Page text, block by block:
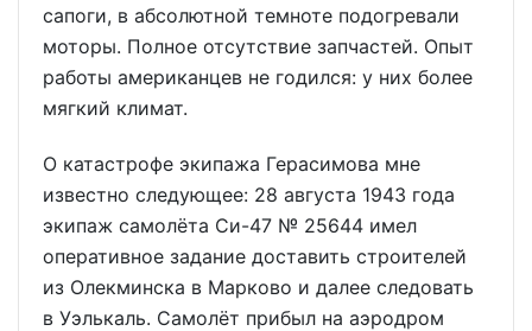
сапоги, в абсолютной темноте подогревали
моторы. Полное отсутствие запчастей. Опыт
работы американцев не годился: у них более
мягкий климат.
О катастрофе экипажа Герасимова мне
известно следующее: 28 августа 1943 года
экипаж самолёта Си-47 № 25644 имел
оперативное задание доставить строителей
из Олекминска в Марково и далее следовать
в Уэлькаль. Самолёт прибыл на аэродром